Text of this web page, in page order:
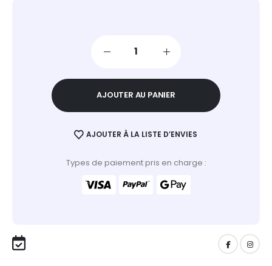
AJOUTER AU PANIER
AJOUTER À LA LISTE D’ENVIES
Types de paiement pris en charge :